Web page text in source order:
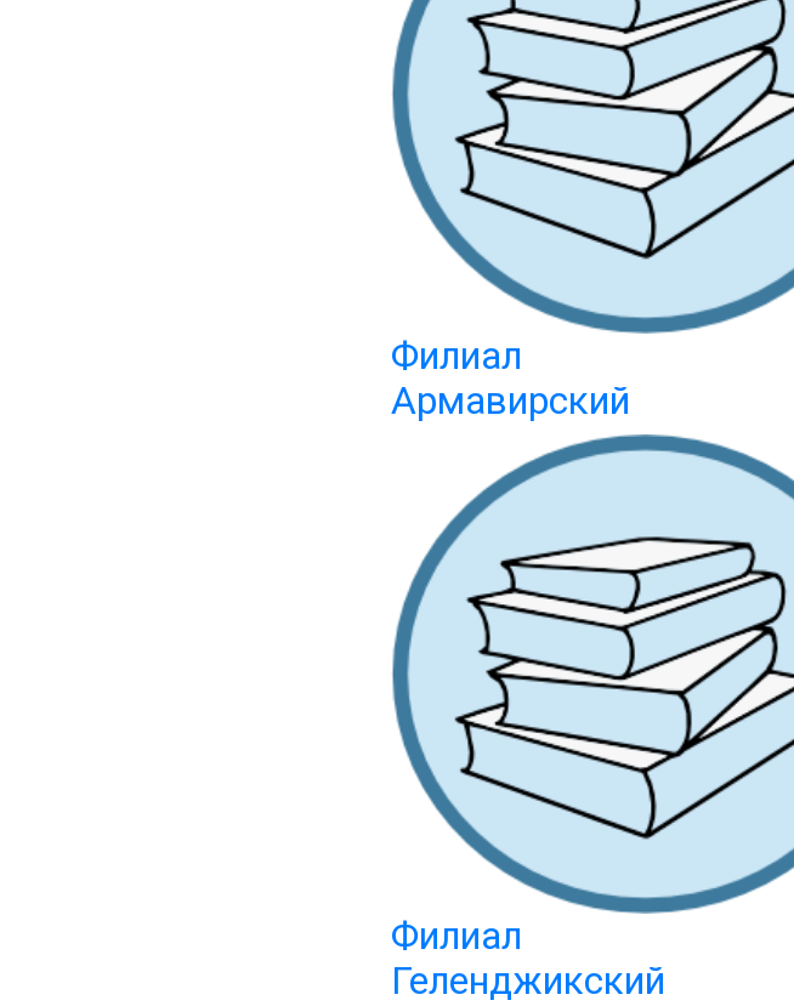
Филиал
Армавирский
Филиал
Геленджикский